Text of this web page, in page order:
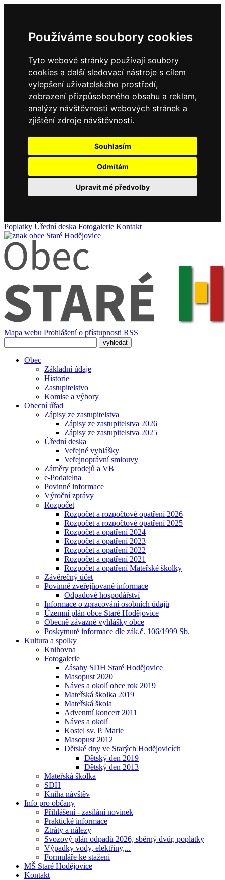
Používáme soubory cookies
Tyto webové stránky používají soubory
cookies a další sledovací nástroje s cílem
vylepšení uživatelského prostředí,
zobrazení přizpůsobeného obsahu a reklam,
analýzy návštěvnosti webových stránek a
zjištění zdroje návštěvnosti.
Souhlasím
Odmítám
Upravit mé předvolby
Poplatky Úřední deska Fotogalerie Kontakt
Mapa webu Prohlášení o přístupnosti RSS
Obec
Základní údaje
Historie
Zastupitelstvo
Komise a výbory
Obecní úřad
Zápisy ze zastupitelstva
Zápisy ze zastupitelstva 2026
Zápisy ze zastupitelstva 2025
Úřední deska
Veřejné vyhlášky
Veřejnoprávní smlouvy
Záměry prodejů a VB
e-Podatelna
Povinné informace
Výroční zprávy
Rozpočet
Rozpočet a rozpočtové opatření 2026
Rozpočet a rozpočtové opatření 2025
Rozpočet a opatření 2024
Rozpočet a opatření 2023
Rozpočet a opatření 2022
Rozpočet a opatření 2021
Rozpočet a opatření Mateřské školky
Závěrečný účet
Povinně zveřejňované informace
Odpadové hospodářství
Informace o zpracování osobních údajů
Územní plán obce Staré Hodějovice
Obecně závazné vyhlášky obce
Poskytnuté informace dle zák.č. 106/1999 Sb.
Kultura a spolky
Knihovna
Fotogalerie
Zásahy SDH Staré Hodějovice
Masopust 2020
Náves a okolí obce rok 2019
Mateřská školka 2019
Mateřská škola
Adventní koncert 2011
Náves a okolí
Kostel sv. P. Marie
Masopust 2012
Dětské dny ve Starých Hodějovicích
Dětský den 2019
Dětský den 2013
Mateřská školka
SDH
Kniha návštěv
Info pro občany
Přihlášení - zasílání novinek
Praktické informace
Ztráty a nálezy
Svozový plán odpadů 2026, sběrný dvůr, poplatky
Výpadky vody, elektřiny,...
Formuláře ke stažení
MŠ Staré Hodějovice
Kontakt